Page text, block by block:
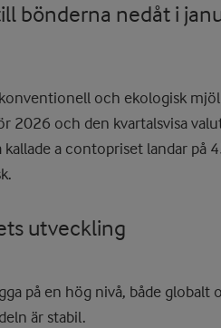
bönderna nedåt i
och ekologisk
2026 och den kvartalsvisa
kallade a contopriset landar
utveckling
på en hög nivå, både globalt
är stabil.